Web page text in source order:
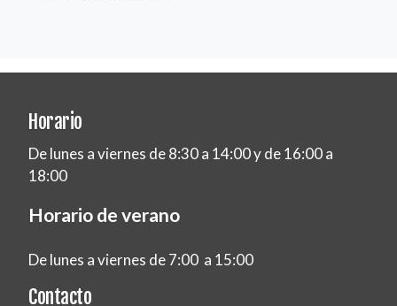
Horario
De lunes a viernes de 8:30 a 14:00 y de 16:00 a
18:00
Horario de verano
De lunes a viernes de 7:00 a 15:00
Contacto